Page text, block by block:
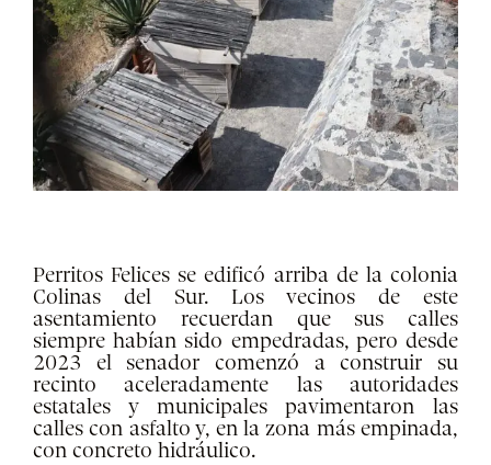
Perritos Felices se edificó arriba de la colonia
Colinas del Sur. Los vecinos de este
asentamiento recuerdan que sus calles
siempre habían sido empedradas, pero desde
2023 el senador comenzó a construir su
recinto aceleradamente las autoridades
estatales y municipales pavimentaron las
calles con asfalto y, en la zona más empinada,
con concreto hidráulico.